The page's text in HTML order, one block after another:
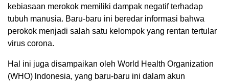
kebiasaan merokok memiliki dampak negatif terhadap
tubuh manusia. Baru-baru ini beredar informasi bahwa
perokok menjadi salah satu kelompok yang rentan tertular
virus corona.
Hal ini juga disampaikan oleh World Health Organization
(WHO) lndonesia, yang baru-baru ini dalam akun